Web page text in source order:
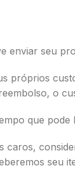
enviar seu
próprios
o
que
caros,
seu